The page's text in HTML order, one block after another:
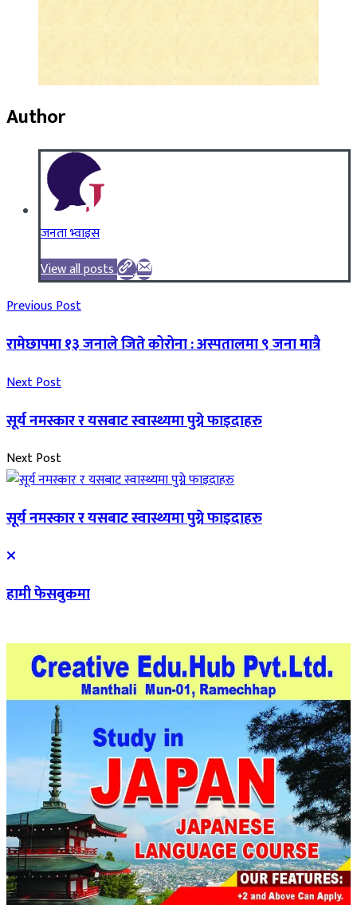
Author
जनता भ्वाइस
View all posts
Previous Post
रामेछापमा १३ जनाले जिते कोरोना : अस्पतालमा ९ जना मात्रै
Next Post
सूर्य नमस्कार र यसबाट स्वास्थ्यमा पुग्ने फाइदाहरु
Next Post
सूर्य नमस्कार र यसबाट स्वास्थ्यमा पुग्ने फाइदाहरु
हामी फेसबुकमा